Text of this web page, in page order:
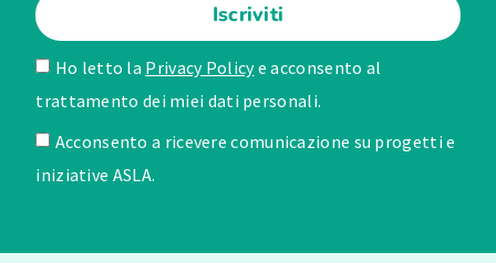
Ho letto la Privacy Policye acconsento al
trattamento dei miei dati personali.
Acconsento a ricevere comunicazione su progetti e
iniziative ASLA.
Iscriviti